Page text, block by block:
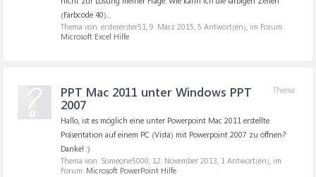
(Farbcode 40)...
Thema von: erstererster51, 9. März 2015, 5 Antwort(en), im Forum:
Microsoft Excel Hilfe
Thema
PPT Mac 2011 unter Windows PPT
2007
Hallo, ist es möglich eine unter Powerpoint Mac 2011 erstellte
Präsentation auf einem PC (Vista) mit Powerpoint 2007 zu öffnen?
Danke! :)
Thema von: Someone5000, 12. November 2013, 1 Antwort(en), im
Forum: Microsoft PowerPoint Hilfe